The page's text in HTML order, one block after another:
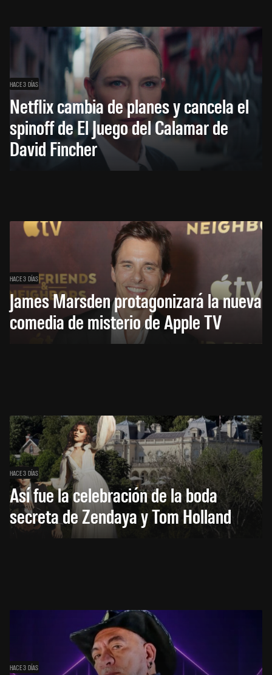
HACE 3 DÍAS
Netflix cambia de planes y cancela el
spinoff de El Juego del Calamar de
David Fincher
HACE 3 DÍAS
James Marsden protagonizará la nueva
comedia de misterio de Apple TV
HACE 3 DÍAS
Así fue la celebración de la boda
secreta de Zendaya y Tom Holland
HACE 3 DÍAS